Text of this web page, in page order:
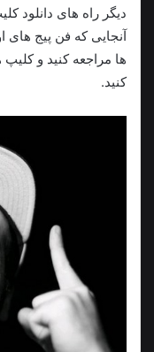
دیگر راه های دانلود
آنجایی که فن پیج های
ها مراجعه کنید و کلیپ
کنید.